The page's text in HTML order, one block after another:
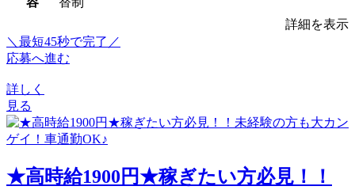
詳細を表示
＼最短45秒で完了／
応募へ進む
詳しく
見る
★高時給1900円★稼ぎたい方必見！！